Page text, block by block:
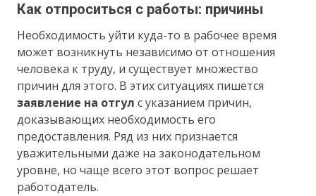
Как отпроситься с работы: причины
Необходимость уйти куда-то в рабочее время
может возникнуть независимо от отношения
человека к труду, и существует множество
причин для этого. В этих ситуациях пишется
заявление на отгул с указанием причин,
доказывающих необходимость его
предоставления. Ряд из них признается
уважительными даже на законодательном
уровне, но чаще всего этот вопрос решает
работодатель.